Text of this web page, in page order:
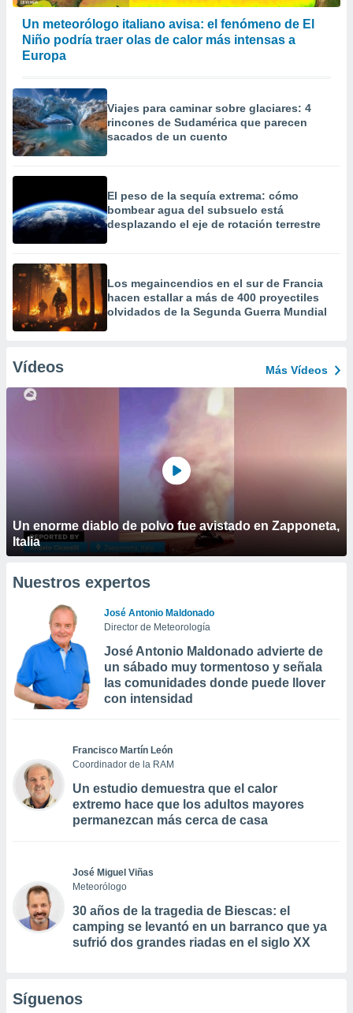
Un meteorólogo italiano avisa: el fenómeno de El
Niño podría traer olas de calor más intensas a
Europa
Viajes para caminar sobre glaciares: 4
rincones de Sudamérica que parecen
sacados de un cuento
El peso de la sequía extrema: cómo
bombear agua del subsuelo está
desplazando el eje de rotación terrestre
Los megaincendios en el sur de Francia
hacen estallar a más de 400 proyectiles
olvidados de la Segunda Guerra Mundial
Vídeos Más Vídeos
Un enorme diablo de polvo fue avistado en Zapponeta,
Italia
Nuestros expertos
José Antonio Maldonado
Director de Meteorología
José Antonio Maldonado advierte de
un sábado muy tormentoso y señala
las comunidades donde puede llover
con intensidad
Francisco Martín León
Coordinador de la RAM
Un estudio demuestra que el calor
extremo hace que los adultos mayores
permanezcan más cerca de casa
José Miguel Viñas
Meteorólogo
30 años de la tragedia de Biescas: el
camping se levantó en un barranco que ya
sufrió dos grandes riadas en el siglo XX
Síguenos